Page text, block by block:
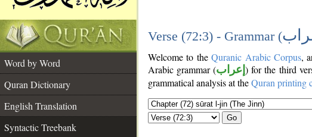
Verse (72:3) - Grammar (
Word by Word
Quran Dictionary
English Translation
Syntactic Treebank
Welcome to theQuranic Arabic Corpus,
Arabic grammar (إعراب) for the third
grammatical analysis at theQuran printing
Go